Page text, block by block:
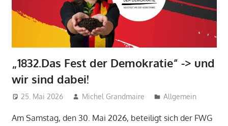
„1832.Das Fest der Demokratie“ -> und
wir sind dabei!
25. Mai 2026 Michel Grandmaire Allgemein
Am Samstag, den 30. Mai 2026, beteiligt sich der FWG